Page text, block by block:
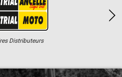
Distributeurs